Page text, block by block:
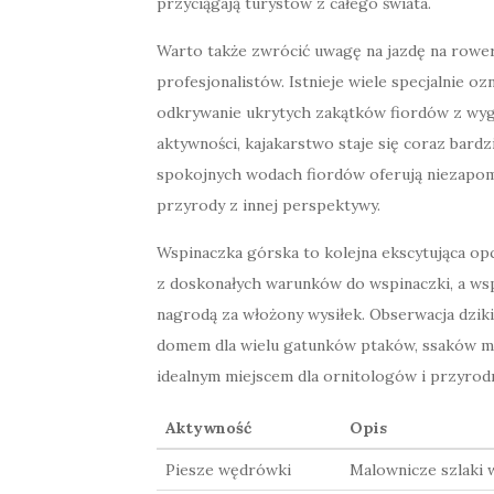
Warto także zwrócić uwagę na jazdę na
profesjonalistów. Istnieje wiele specjalnie
odkrywanie ukrytych zakątków fiordów z
aktywności, kajakarstwo staje się coraz
spokojnych wodach fiordów oferują
przyrody z innej perspektywy.
Wspinaczka górska to kolejna ekscytująca
z doskonałych warunków do wspinaczki, a
nagrodą za włożony wysiłek. Obserwacja
domem dla wielu gatunków ptaków, ssaków
idealnym miejscem dla ornitologów i
Aktywność Opis
Piesze wędrówki Malownicze szlaki